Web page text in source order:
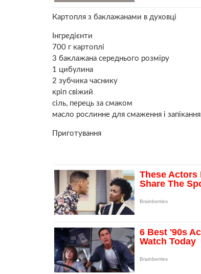
Картопля з баклажанами в духовці
Інгредієнти
700 г картоплі
3 баклажана середнього розміру
1 цибулина
2 зубчика часнику
кріп свіжий
сіль, перець за смаком
масло рослинне для смаження і запікання
Приготування